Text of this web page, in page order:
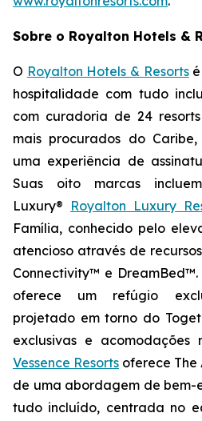
Sobre o Royalton Hotels &
O Royalton Hotels & Resortsé
hospitalidade com tudo
com curadoria de 24
mais procurados do
uma experiência de
Suas oito marcas
Luxury® Royalton Luxury
Família, conhecido pelo
atencioso através de
Connectivity™ e DreamBed™.
oferece um refúgio
projetado em torno do
exclusivas e acomodações
Vessence Resorts oferece The
de uma abordagem de bem-
tudo incluído, centrada no